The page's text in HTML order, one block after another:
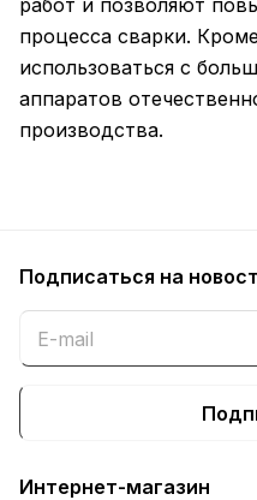
работ и позволяют
процесса сварки.
использоваться с
аппаратов
производства.
Подписаться на
Интернет-магазин